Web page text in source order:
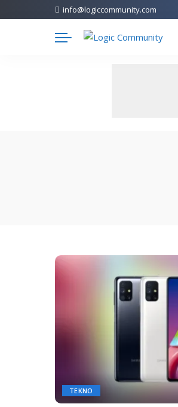
info@logiccommunity.com
TEKNO